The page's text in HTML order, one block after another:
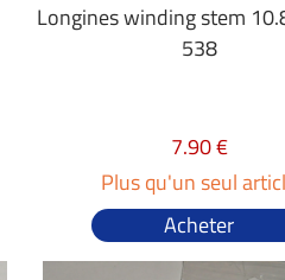
Longines winding stem
538
7.90 €
Plus qu'un seul
Acheter